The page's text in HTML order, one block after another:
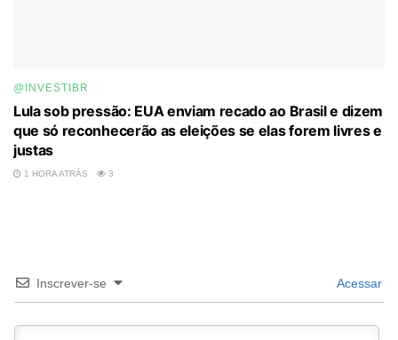
@INVESTIBR
Lula sob pressão: EUA enviam recado ao Brasil e dizem
que só reconhecerão as eleições se elas forem livres e
justas
1 HORA ATRÁS 3
Inscrever-se Acessar